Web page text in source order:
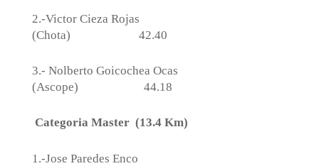
2.-Victor Cieza Rojas
(Chota)
42.40
3.- Nolberto Goicochea Ocas
(Ascope)
44.18
Categoria Master (13.4 Km)
1.-Jose Paredes Enco